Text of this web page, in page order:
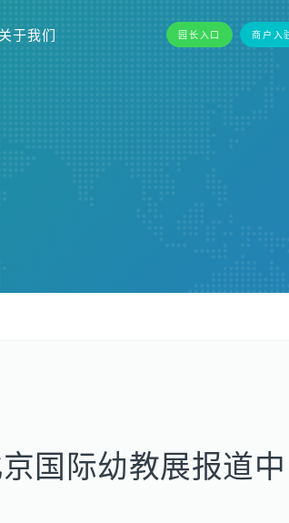
关于我们 园长入口 商户入
国际幼教展报道中